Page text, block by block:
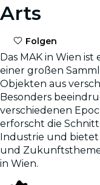
Arts
Folgen
Das MAK in Wien
einer großen
Objekten aus
Besonders
verschiedenen
erforscht die
Industrie und
und
in Wien.